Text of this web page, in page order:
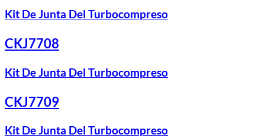
Kit De Junta Del Turbocompreso
CKJ7708
Kit De Junta Del Turbocompreso
CKJ7709
Kit De Junta Del Turbocompreso